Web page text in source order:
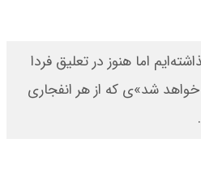
اما هنوز در تعلیق فردا
خواهد شد»ی که از هر انفجاری